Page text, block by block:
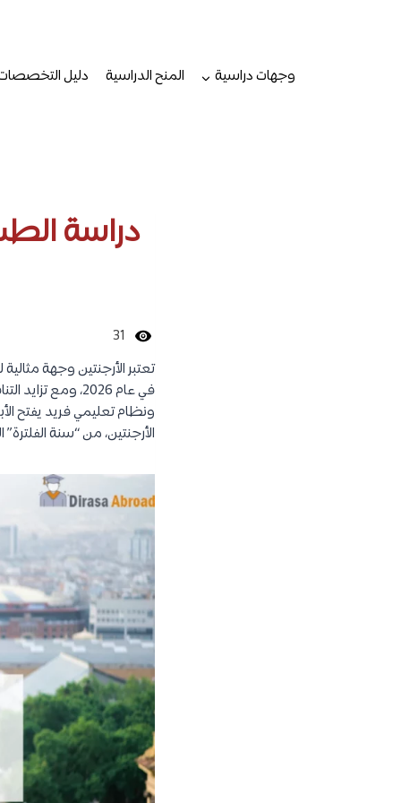
وجهات دراسية
المنح الدراسية دليل
دراسة الطب في
31
تعتبر الأرجنتين وجهة
في عام 2026،
ونظام تعليمي فريد يفتح
الأرجنتين، من “سنة